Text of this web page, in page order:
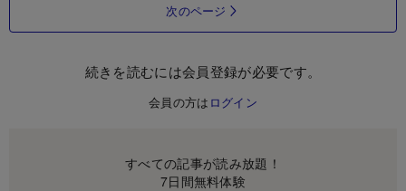
次のページ
続きを読むには会員登録が必要です。
会員の方は ログイン
すべての記事が読み放題！
7日間無料体験